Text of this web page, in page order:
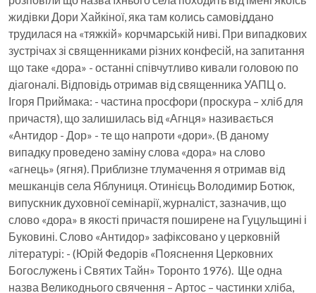
жидівки Дори Хайкіної, яка там колись самовіддано
трудилася на «тяжкій» корчмарській ниві. При випадкових
зустрічах зі священниками різних конфесій, на запитання
що таке «дора» - останні співчутливо кивали головою по
діагоналі. Відповідь отримав від священника УАПЦ о.
Ігоря Приймака: - частина просфори (проскура – хліб для
причастя), що залишилась від «Агнця» називається
«Антидор - Дор» - те що напроти «дори». (В даному
випадку проведено заміну слова «дора» на слово
«агнець» (ягня). Приблизне тлумачення я отримав від
мешканців села Яблуниця. Отинієць Володимир Ботюк,
випускник духовної семінарії, журналіст, зазначив, що
слово «дора» в якості причастя поширене на Гуцульщині і
Буковині. Слово «Антидор» зафіксовано у церковній
літературі: - (Юрій Федорів «Пояснення Церковних
Богослужень і Святих Тайн» Торонто 1976). Ще одна
назва Великоднього свячення – Артос – частинки хліба,